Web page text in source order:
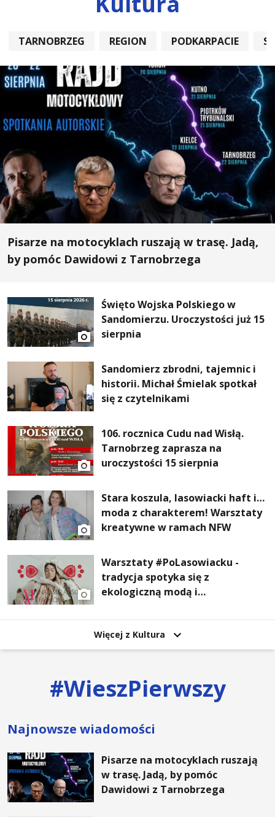
TARNOBRZEG REGION PODKARPACIE
Pisarze na motocyklach ruszają w trasę. Jadą,
by pomóc Dawidowi z Tarnobrzega
Święto Wojska Polskiego w
Sandomierzu. Uroczystości już 15
sierpnia
Sandomierz zbrodni, tajemnic i
historii. Michał Śmielak spotkał
się z czytelnikami
106. rocznica Cudu nad Wisłą.
Tarnobrzeg zaprasza na
uroczystości 15 sierpnia
Stara koszula, lasowiacki haft i…
moda z charakterem! Warsztaty
kreatywne w ramach NFW
Warsztaty #PoLasowiacku -
tradycja spotyka się z
ekologiczną modą i
Więcej z Kultura
#WieszPierwszy
Najnowsze wiadomości
Pisarze na motocyklach ruszają
w trasę. Jadą, by pomóc
Dawidowi z Tarnobrzega